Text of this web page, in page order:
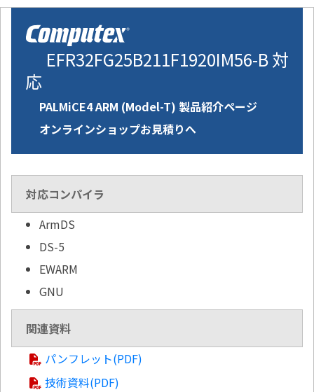
EFR32FG25B211F1920IM56-B 対
応
PALMiCE4 ARM (Model-T) 製品紹介ページ
オンラインショップお見積りへ
対応コンパイラ
ArmDS
DS-5
EWARM
GNU
関連資料
パンフレット(PDF)
技術資料(PDF)